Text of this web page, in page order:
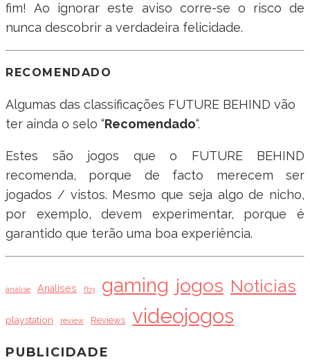
fim! Ao ignorar este aviso corre-se o risco de
nunca descobrir a verdadeira felicidade.
RECOMENDADO
Algumas das classificações FUTURE BEHIND vão
ter ainda o selo “Recomendado“.
Estes são jogos que o FUTURE BEHIND
recomenda, porque de facto merecem ser
jogados / vistos. Mesmo que seja algo de nicho,
por exemplo, devem experimentar, porque é
garantido que terão uma boa experiência.
análise Análises fb3 gaming jogos Noticias
playstation review Reviews videojogos
PUBLICIDADE